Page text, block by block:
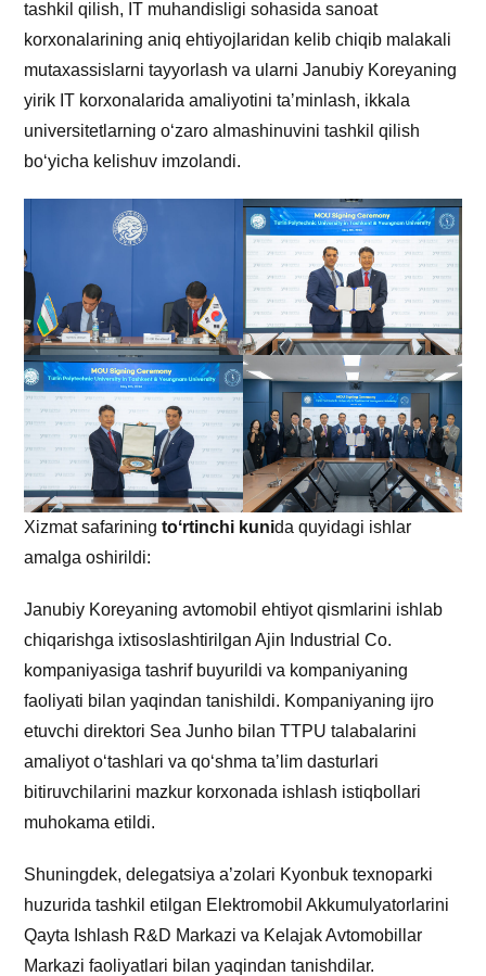
tashkil qilish, IT muhandisligi sohasida sanoat
korxonalarining aniq ehtiyojlaridan kelib chiqib malakali
mutaxassislarni tayyorlash va ularni Janubiy Koreyaning
yirik IT korxonalarida amaliyotini taʼminlash, ikkala
universitetlarning oʻzaro almashinuvini tashkil qilish
boʻyicha kelishuv imzolandi.
Xizmat safariningtoʻrtinchi kunida quyidagi ishlar
amalga oshirildi:
Janubiy Koreyaning avtomobil ehtiyot qismlarini ishlab
chiqarishga ixtisoslashtirilgan Ajin Industrial Co.
kompaniyasiga tashrif buyurildi va kompaniyaning
faoliyati bilan yaqindan tanishildi. Kompaniyaning ijro
etuvchi direktori Sea Junho bilan TTPU talabalarini
amaliyot o‘tashlari va qo‘shma taʼlim dasturlari
bitiruvchilarini mazkur korxonada ishlash istiqbollari
muhokama etildi.
Shuningdek, delegatsiya a’zolari Kyonbuk texnoparki
huzurida tashkil etilgan Elektromobil Akkumulyatorlarini
Qayta Ishlash R&D Markazi va Kelajak Avtomobillar
Markazi faoliyatlari bilan yaqindan tanishdilar.